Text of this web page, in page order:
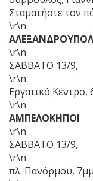
Σταματήστε τον
\r\n
\r\n
ΣΑΒΒΑΤΟ 13/9,
\r\n
Εργατικό Κέντρο,
\r\n
ΑΜΠΕΛΟΚΗΠΟΙ
\r\n
ΣΑΒΒΑΤΟ 13/9,
\r\n
πλ. Πανόρμου, 7μμ